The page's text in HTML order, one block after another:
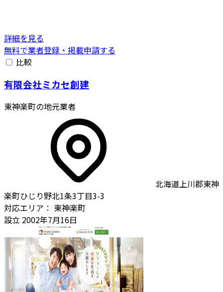
詳細を見る
無料で業者登録・掲載申請する
比較
有限会社ミカセ創建
東神楽町の地元業者
北海道上川郡東神
楽町ひじり野北1条3丁目3-3
対応エリア： 東神楽町
設立 2002年7月16日